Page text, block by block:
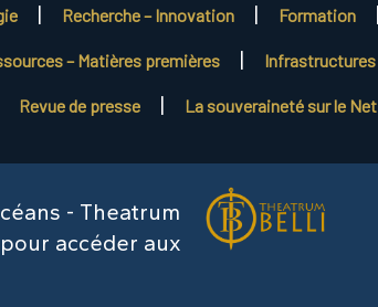
Recherche – Innovation Formation
– Matières premières Infrastructures
Revue de presse La souveraineté sur le Net
- Theatrum
accéder aux